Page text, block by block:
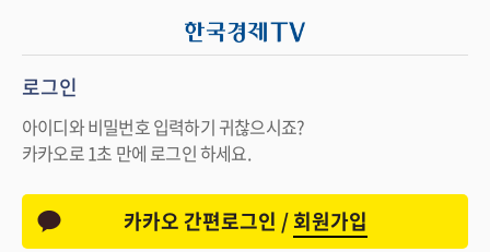
로그인
아이디와 비밀번호 입력하기 귀찮으시죠?
카카오로 1초 만에 로그인 하세요.
카카오 간편로그인 /회원가입